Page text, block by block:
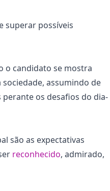
superar possíveis
o candidato se mostra
assumindo de
os desafios do dia-
são as expectativas
reconhecido, admirado,